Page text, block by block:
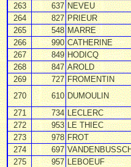
263
637 NEVEU
264
827 PRIEUR
265
548 MARRE
266
990 CATHERINE
267
849 HODICQ
268
847 AROLD
269
727 FROMENTIN
270
610 DUMOULIN
271
734 LECLERC
272
953 LE THIEC
273
978 FROT
274
697
275
957 LEBOEUF